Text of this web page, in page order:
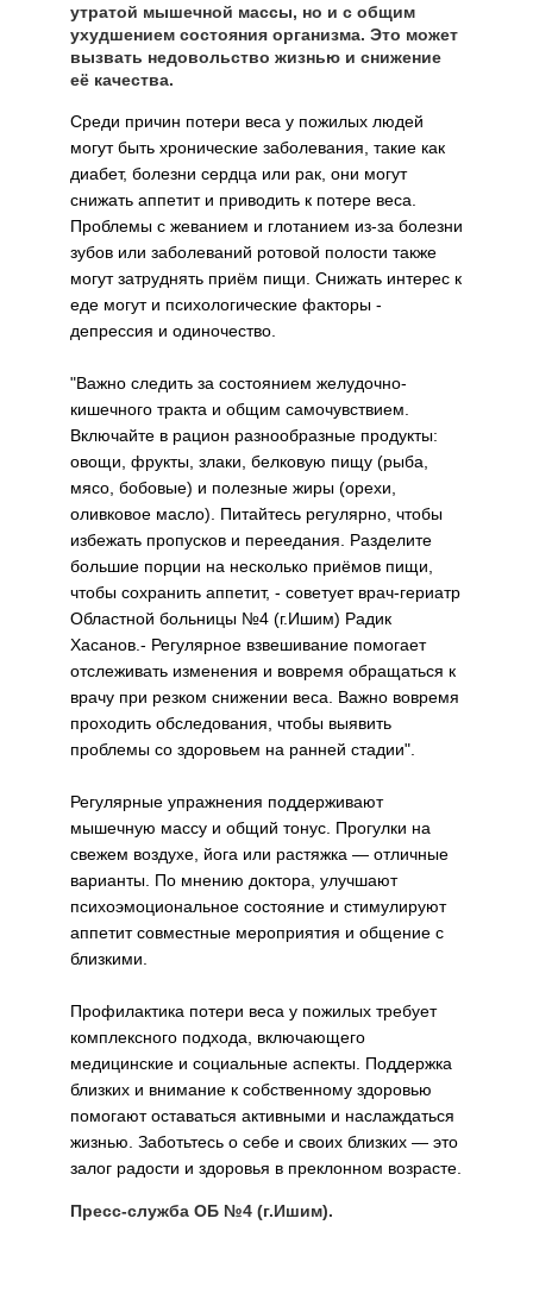
утратой мышечной массы, но и с общим
ухудшением состояния организма. Это может
вызвать недовольство жизнью и снижение
её качества.
Среди причин потери веса у пожилых людей
могут быть хронические заболевания, такие как
диабет, болезни сердца или рак, они могут
снижать аппетит и приводить к потере веса.
Проблемы с жеванием и глотанием из-за болезни
зубов или заболеваний ротовой полости также
могут затруднять приём пищи. Снижать интерес к
еде могут и психологические факторы -
депрессия и одиночество.
"Важно следить за состоянием желудочно-
кишечного тракта и общим самочувствием.
Включайте в рацион разнообразные продукты:
овощи, фрукты, злаки, белковую пищу (рыба,
мясо, бобовые) и полезные жиры (орехи,
оливковое масло). Питайтесь регулярно, чтобы
избежать пропусков и переедания. Разделите
большие порции на несколько приёмов пищи,
чтобы сохранить аппетит, - советует врач-гериатр
Областной больницы №4 (г.Ишим) Радик
Хасанов.- Регулярное взвешивание помогает
отслеживать изменения и вовремя обращаться к
врачу при резком снижении веса. Важно вовремя
проходить обследования, чтобы выявить
проблемы со здоровьем на ранней стадии".
Регулярные упражнения поддерживают
мышечную массу и общий тонус. Прогулки на
свежем воздухе, йога или растяжка — отличные
варианты. По мнению доктора, улучшают
психоэмоциональное состояние и стимулируют
аппетит совместные мероприятия и общение с
близкими.
Профилактика потери веса у пожилых требует
комплексного подхода, включающего
медицинские и социальные аспекты. Поддержка
близких и внимание к собственному здоровью
помогают оставаться активными и наслаждаться
жизнью. Заботьтесь о себе и своих близких — это
залог радости и здоровья в преклонном возрасте.
Пресс-служба ОБ №4 (г.Ишим).